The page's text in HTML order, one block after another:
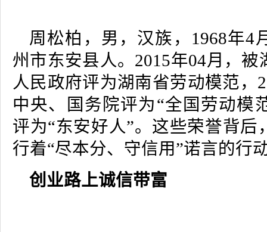
周松柏，男，汉族，1968年4
州市东安县人。2015年04月，
人民政府评为湖南省劳动模范，
中央、国务院评为“全国劳动模
评为“东安好人”。这些荣誉背后
行着“尽本分、守信用”诺言的行
创业路上诚信带富